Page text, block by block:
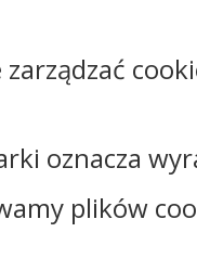
SkrytkaESP lub
oznacza
plików